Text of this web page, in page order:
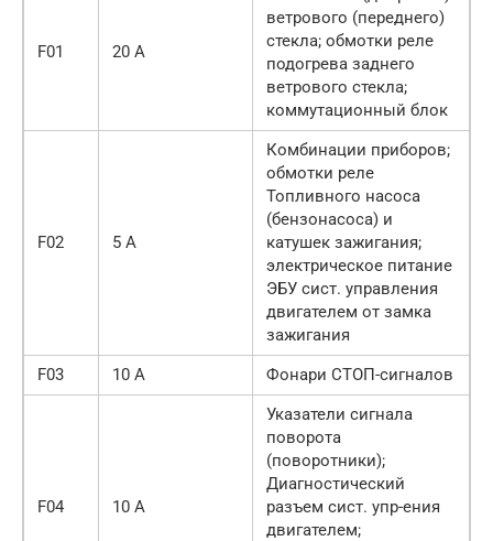
F01 20 А
ветрового (переднего)
стекла; обмотки реле
подогрева заднего
ветрового стекла;
коммутационный блок
F02 5 А
Комбинации приборов;
обмотки реле
Топливного насоса
(бензонасоса) и
катушек зажигания;
электрическое питание
ЭБУ сист. управления
двигателем от замка
зажигания
F03
10 А Фонари СТОП-сигналов
F04 10 А
Указатели сигнала
поворота
(поворотники);
Диагностический
разъем сист. упр-ения
двигателем;